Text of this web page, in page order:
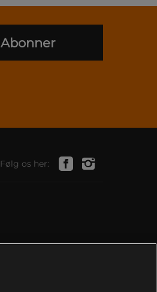
Abonner
Følg os her: